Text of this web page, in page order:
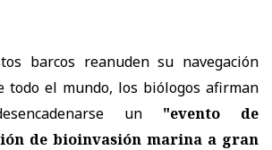
barcos reanuden su navegación
todo el mundo, los biólogos afirman
un "evento de
de bioinvasión marina a gran